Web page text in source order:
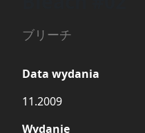
ブリーチ
Data wydania
11.2009
Wydanie